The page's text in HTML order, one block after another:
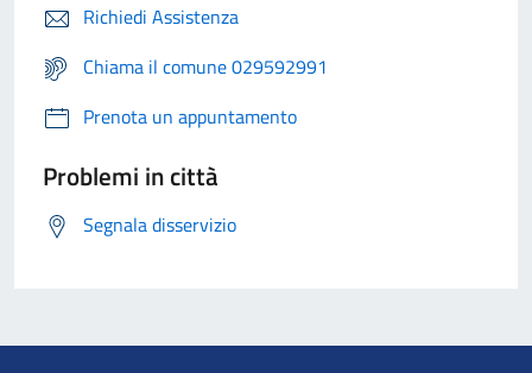
Richiedi Assistenza
Chiama il comune 029592991
Prenota un appuntamento
Problemi in città
Segnala disservizio